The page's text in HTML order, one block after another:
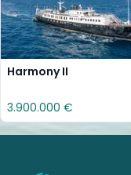
Harmony II
3.900.000 €